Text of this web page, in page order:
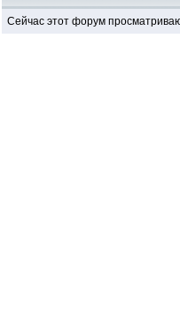
Сейчас этот форум